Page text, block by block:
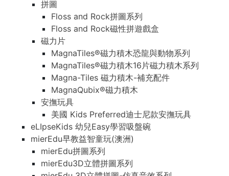
拼圖
Floss and Rock拼圖系列
Floss and Rock磁性拼遊戲盒
磁力片
MagnaTiles®磁力積木恐龍與動物系列
MagnaTiles®磁力積木16片磁力積木系列
Magna-Tiles 磁力積木-補充配件
MagnaQubix®磁力積木
安撫玩具
美國 Kids Preferred迪士尼款安撫玩具
eLIpseKids 幼兒Easy學習吸盤碗
mierEdu早教益智童玩(澳洲)
mierEdu拼圖系列
mierEdu3D立體拼圖系列